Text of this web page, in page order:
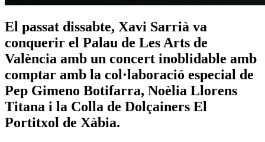
El passat dissabte, Xavi Sarrià va
conquerir el Palau de Les Arts de
València amb un concert inoblidable amb
comptar amb la col·laboració especial de
Pep Gimeno Botifarra, Noèlia Llorens
Titana i la Colla de Dolçainers El
Portitxol de Xàbia.